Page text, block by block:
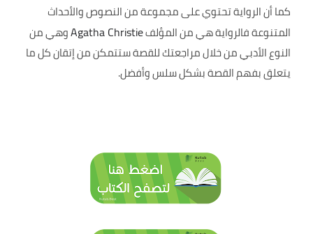
كما أن الرواية تحتوي على مجموعة من النصوص والأحداث
المتنوعة فالرواية هي من المؤلفAgatha Christieوهي من
النوع الأدبي من خلال مراجعتك للقصة ستتمكن من إتقان كل ما
يتعلق بفهم القصة بشكل سلس وأفضل.